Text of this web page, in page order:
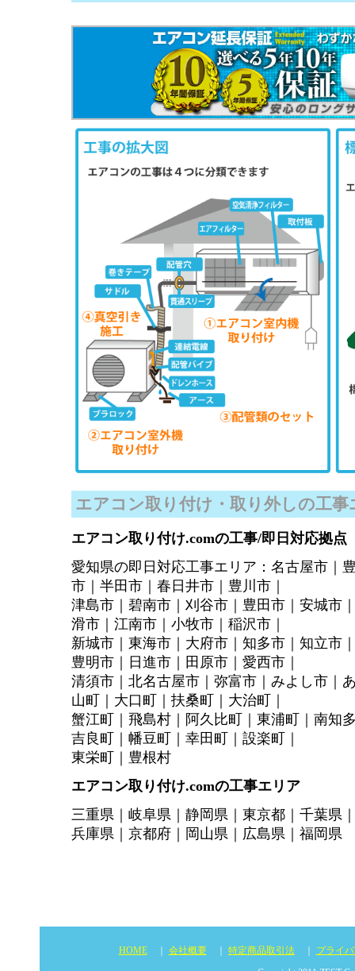
エアコン取り付け・取り外しの工
エアコン取り付け.comの工事/即日対応拠点
愛知県の即日対応工事エリア：名古屋市｜
市｜半田市｜春日井市｜豊川市｜
津島市｜碧南市｜刈谷市｜豊田市｜安城市
滑市｜江南市｜小牧市｜稲沢市｜
新城市｜東海市｜大府市｜知多市｜知立市
豊明市｜日進市｜田原市｜愛西市｜
清須市｜北名古屋市｜弥富市｜みよし市｜
山町｜大口町｜扶桑町｜大治町｜
蟹江町｜飛島村｜阿久比町｜東浦町｜南知
吉良町｜幡豆町｜幸田町｜設楽町｜
東栄町｜豊根村
エアコン取り付け.comの工事エリア
三重県｜岐阜県｜静岡県｜東京都｜千葉県
兵庫県｜京都府｜岡山県｜広島県｜福岡県
HOME｜ 会社概要｜ 特定商品取引法｜
プライ